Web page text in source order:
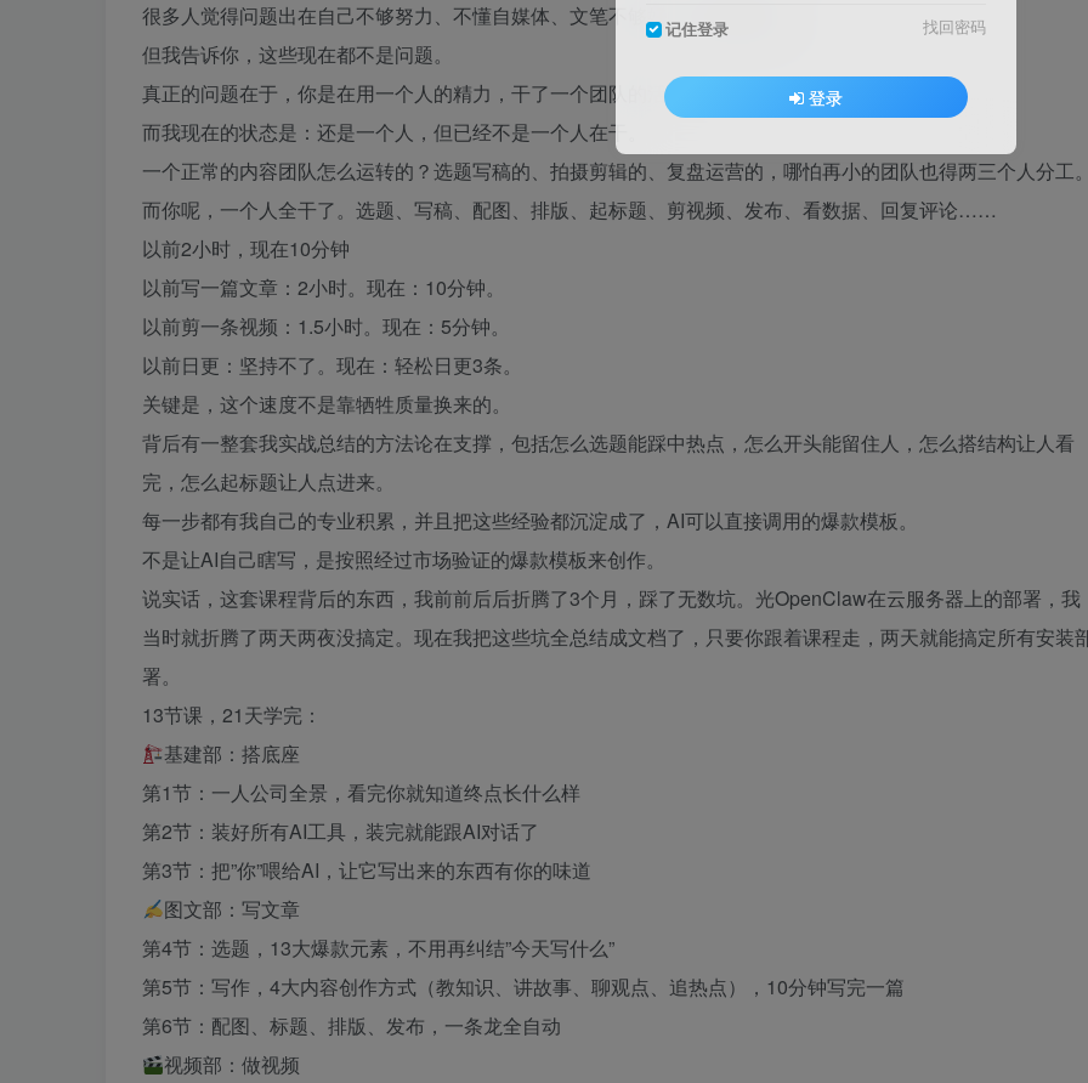
很多人觉得问题出在自己不够努力、不懂自媒体、文笔不够好、不会蹭热点。
但我告诉你，这些现在都不是问题。
真正的问题在于，你是在用一个人的精力，干了一个团队的活。
而我现在的状态是：还是一个人，但已经不是一个人在干。
一个正常的内容团队怎么运转的？选题写稿的、拍摄剪辑的、复盘运营的，哪怕再小的团队也得两三个人分工
而你呢，一个人全干了。选题、写稿、配图、排版、起标题、剪视频、发布、看数据、回复评论……
以前2小时，现在10分钟
以前写一篇文章：2小时。现在：10分钟。
以前剪一条视频：1.5小时。现在：5分钟。
以前日更：坚持不了。现在：轻松日更3条。
关键是，这个速度不是靠牺牲质量换来的。
背后有一整套我实战总结的方法论在支撑，包括怎么选题能踩中热点，怎么开头能留住人，怎么搭结构让人看
完，怎么起标题让人点进来。
每一步都有我自己的专业积累，并且把这些经验都沉淀成了，AI可以直接调用的爆款模板。
不是让AI自己瞎写，是按照经过市场验证的爆款模板来创作。
说实话，这套课程背后的东西，我前前后后折腾了3个月，踩了无数坑。光OpenClaw在云服务器上的部署，我
当时就折腾了两天两夜没搞定。现在我把这些坑全总结成文档了，只要你跟着课程走，两天就能搞定所有安装
署。
13节课，21天学完：
基建部：搭底座
第1节：一人公司全景，看完你就知道终点长什么样
第2节：装好所有AI工具，装完就能跟AI对话了
第3节：把”你”喂给AI，让它写出来的东西有你的味道
图文部：写文章
第4节：选题，13大爆款元素，不用再纠结”今天写什么”
第5节：写作，4大内容创作方式（教知识、讲故事、聊观点、追热点），10分钟写完一篇
第6节：配图、标题、排版、发布，一条龙全自动
视频部：做视频
记住登录 找回密码
登录